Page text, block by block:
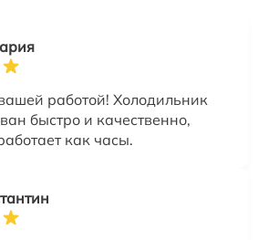
работой! Холодильник
быстро и качественно,
как часы.